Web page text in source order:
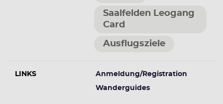
Saalfelden Leogang
Card
Ausflugsziele
LINKS
Anmeldung/Registration
Wanderguides